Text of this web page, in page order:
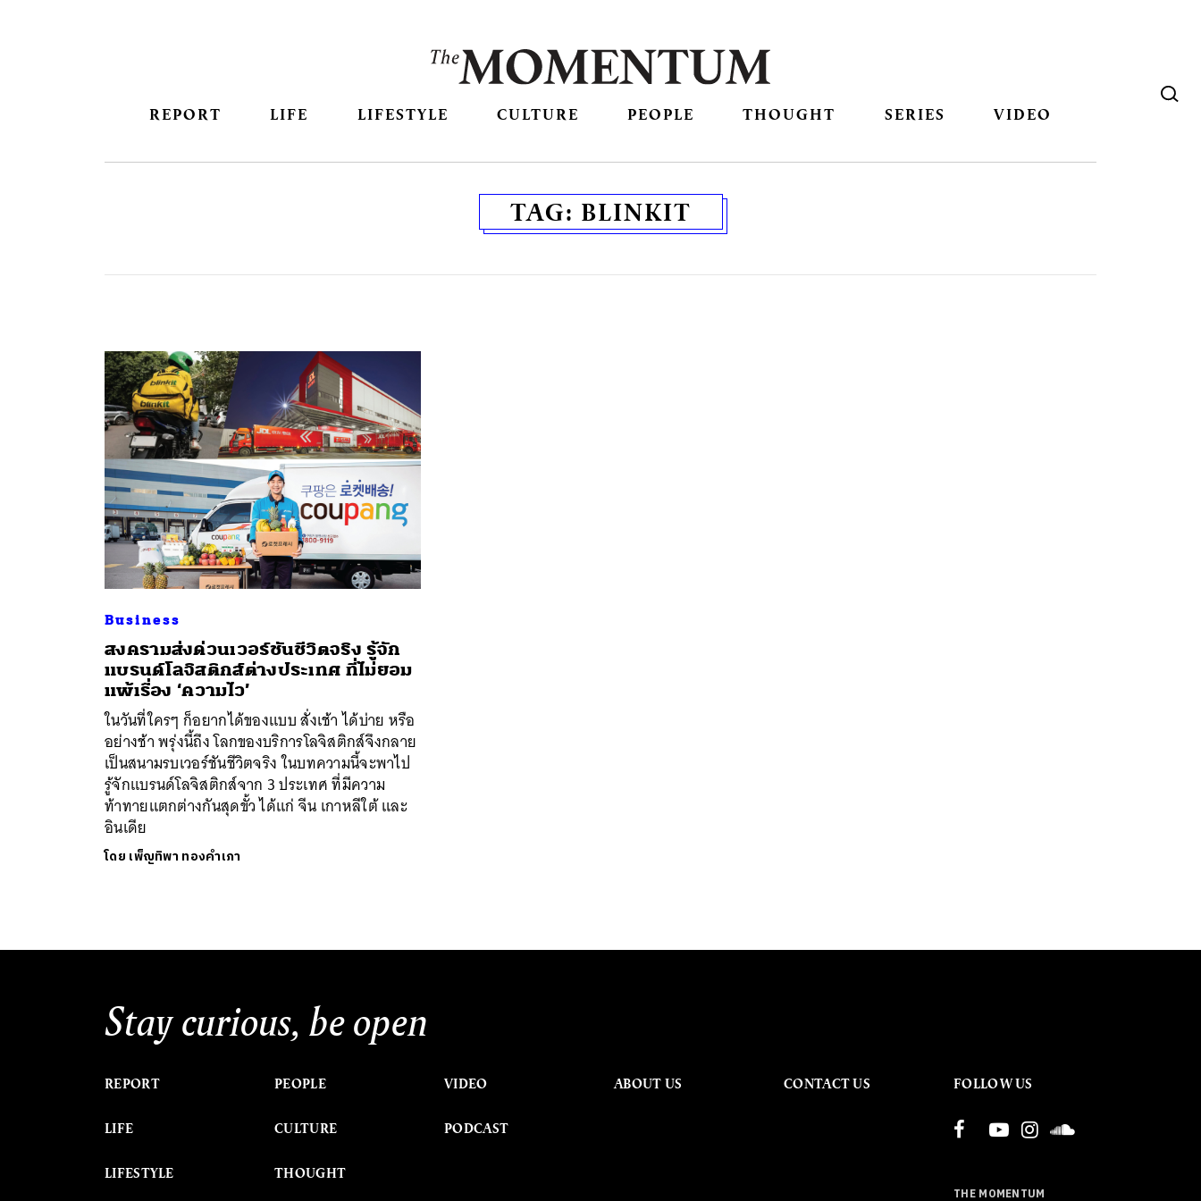
REPORT LIFE LIFESTYLE CULTURE PEOPLE THOUGHT SERIES VIDEO
TAG: BLINKIT
Business
สงครามส่งด่วนเวอร์ชันชีวิตจริง รู้จัก
แบรนด์โลจิสติกส์ต่างประเทศ ที่ไม่ยอม
แพ้เรื่อง ‘ความไว’
ในวันที่ใครๆ ก็อยากได้ของแบบ สั่งเช้า ได้บ่าย หรือ
อย่างช้า พรุ่งนี้ถึง โลกของบริการโลจิสติกส์จึงกลาย
เป็นสนามรบเวอร์ชันชีวิตจริง ในบทความนี้จะพาไป
รู้จักแบรนด์โลจิสติกส์จาก 3 ประเทศ ที่มีความ
ท้าทายแตกต่างกันสุดขั้ว ได้แก่ จีน เกาหลีใต้ และ
อินเดีย
โดย เพ็ญทิพา ทองคำเภา
Stay curious, be open
REPORT
LIFE
LIFESTYLE
PEOPLE
CULTURE
THOUGHT
VIDEO
PODCAST
ABOUT US CONTACT US FOLLOW US
THE MOMENTUM
ค้นหา